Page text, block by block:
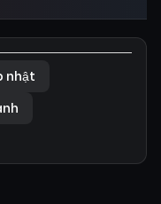
nhật